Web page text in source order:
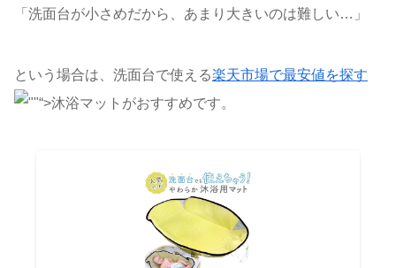
「洗面台が小さめだから、あまり大きいのは難しい…」
という場合は、洗面台で使える楽天市場で最安値を探す
“>沐浴マットがおすすめです。